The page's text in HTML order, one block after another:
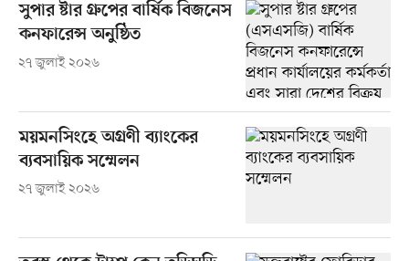
সুপার ষ্টার গ্রুপের বার্ষিক বিজনেস
কনফারেন্স অনুষ্ঠিত
২৭ জুলাই ২০২৬
ময়মনসিংহে অগ্রণী ব্যাংকের
ব্যবসায়িক সম্মেলন
২৭ জুলাই ২০২৬